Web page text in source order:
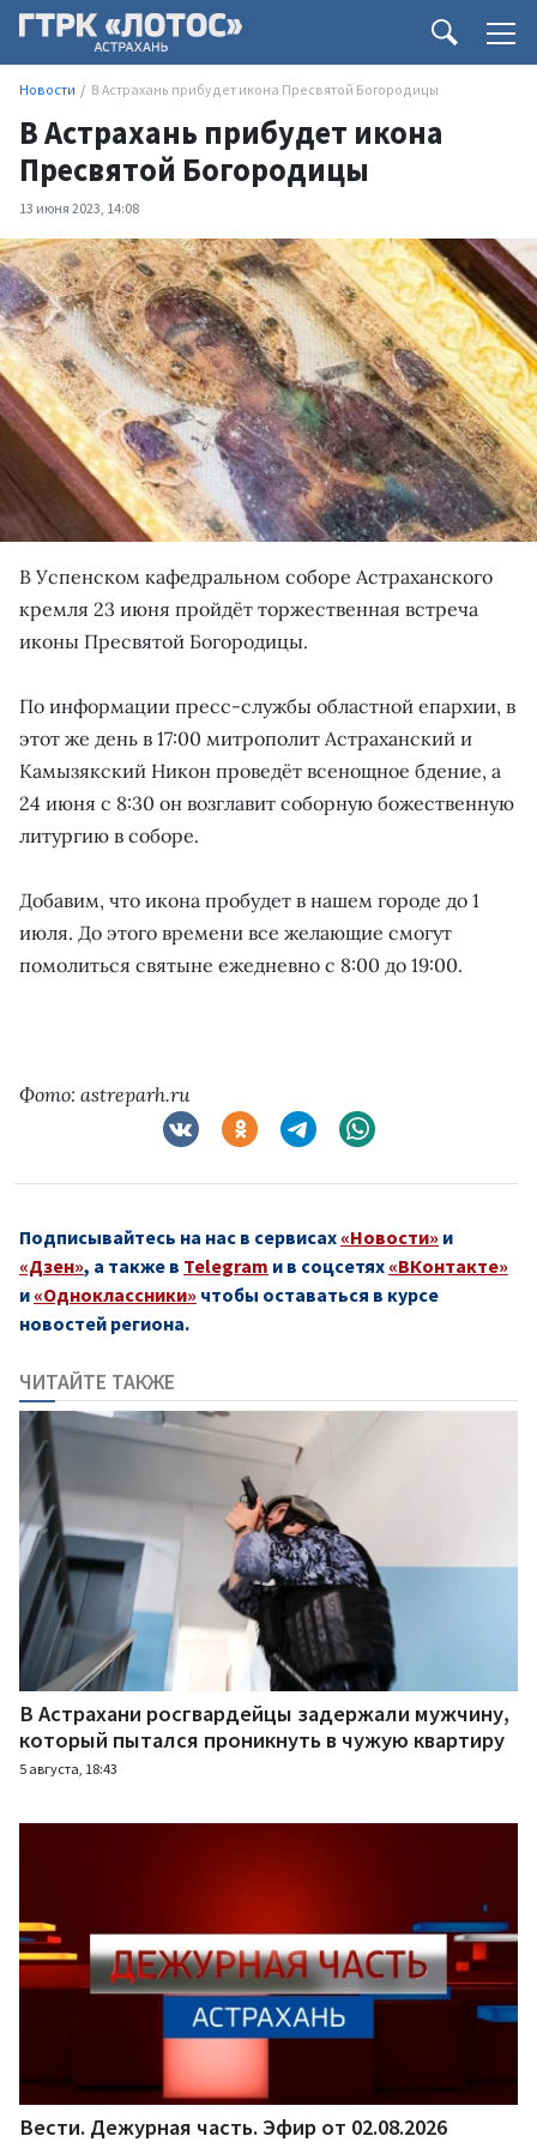
Новости В Астрахань прибудет икона Пресвятой Богородицы
В Астрахань прибудет икона
Пресвятой Богородицы
13 июня 2023, 14:08
В Успенском кафедральном соборе Астраханского
кремля 23 июня пройдёт торжественная встреча
иконы Пресвятой Богородицы.
По информации пресс-службы областной епархии, в
этот же день в 17:00 митрополит Астраханский и
Камызякский Никон проведёт всенощное бдение, а
24 июня с 8:30 он возглавит соборную божественную
литургию в соборе.
Добавим, что икона пробудет в нашем городе до 1
июля. До этого времени все желающие смогут
помолиться святыне ежедневно с 8:00 до 19:00.
Фото: astreparh.ru
Подписывайтесь на нас в сервисах «Новости» и
«Дзен», а также в Telegram и в соцсетях «ВКонтакте»
и «Одноклассники» чтобы оставаться в курсе
новостей региона.
ЧИТАЙТЕ ТАКЖЕ
В Астрахани росгвардейцы задержали мужчину,
который пытался проникнуть в чужую квартиру
5 августа, 18:43
Вести. Дежурная часть. Эфир от 02.08.2026